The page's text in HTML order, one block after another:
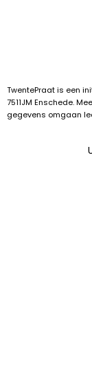
TwentePraat is een
7511JM Enschede.
gegevens omgaan